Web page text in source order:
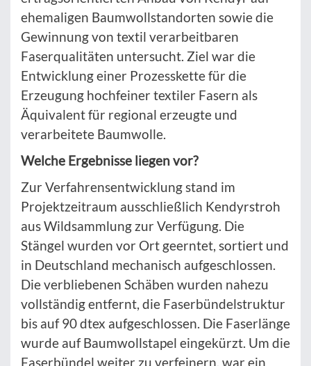
ehemaligen Baumwollstandorten sowie die
Gewinnung von textil verarbeitbaren
Faserqualitäten untersucht. Ziel war die
Entwicklung einer Prozesskette für die
Erzeugung hochfeiner textiler Fasern als
Äquivalent für regional erzeugte und
verarbeitete Baumwolle.
Welche Ergebnisse liegen vor?
Zur Verfahrensentwicklung stand im
Projektzeitraum ausschließlich Kendyrstroh
aus Wildsammlung zur Verfügung. Die
Stängel wurden vor Ort geerntet, sortiert und
in Deutschland mechanisch aufgeschlossen.
Die verbliebenen Schäben wurden nahezu
vollständig entfernt, die Faserbündelstruktur
bis auf 90 dtex aufgeschlossen. Die Faserlänge
wurde auf Baumwollstapel eingekürzt. Um die
Faserbündel weiter zu verfeinern, war ein